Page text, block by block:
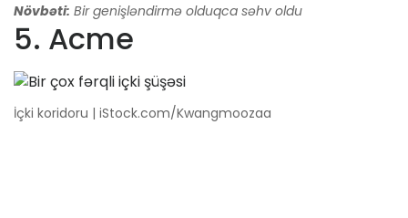
Növbəti: Bir genişləndirmə olduqca səhv oldu
5. Acme
İçki koridoru | iStock.com/Kwangmoozaa